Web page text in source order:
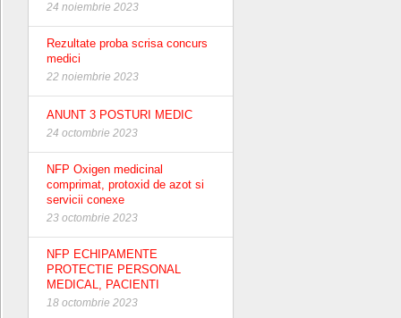
24 noiembrie 2023
Rezultate proba scrisa concurs
medici
22 noiembrie 2023
ANUNT 3 POSTURI MEDIC
24 octombrie 2023
NFP Oxigen medicinal
comprimat, protoxid de azot si
servicii conexe
23 octombrie 2023
NFP ECHIPAMENTE
PROTECTIE PERSONAL
MEDICAL, PACIENTI
18 octombrie 2023